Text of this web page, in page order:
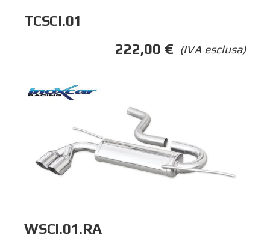
TCSCI.01
(IVA esclusa)
222,00 €
WSCI.01.RA